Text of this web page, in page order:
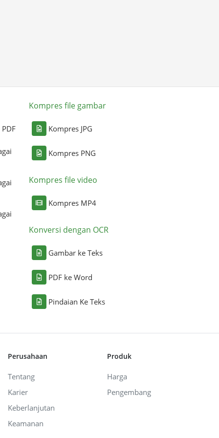
Kompres file gambar
Kompres JPG
Kompres PNG
Kompres file video
Kompres MP4
Konversi dengan OCR
Gambar ke Teks
PDF ke Word
Pindaian Ke Teks
Perusahaan
Tentang
Karier
Keberlanjutan
Keamanan
Produk
Harga
Pengembang